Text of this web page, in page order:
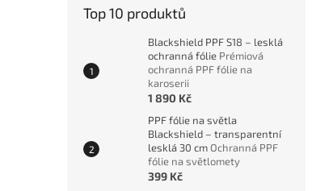
Top 10 produktů
Blackshield PPF S18 – lesklá
ochranná fólie Prémiová
ochranná PPF fólie na
karoserii
1 890 Kč
PPF fólie na světla
Blackshield – transparentní
lesklá 30 cmOchranná PPF
fólie na světlomety
399 Kč